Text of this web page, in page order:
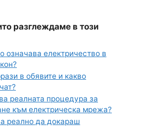
разглеждаме в този
означава електричество в
в обявите и какво
реалната процедура за
към електрическа мрежа?
реално да докараш